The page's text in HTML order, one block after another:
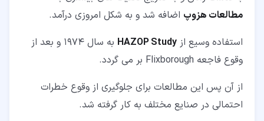
مطالعات هزوپ اضافه شد و به شکل امروزی درآمد.
استفاده وسیع از HAZOP Study
به سال 1974 و بعد از
وقوع فاجعه Flixborough بر می گردد.
از آن پس این مطالعات برای جلوگیری از وقوع خطرات
احتمالی در صنایع مختلف به کار گرفته شد.